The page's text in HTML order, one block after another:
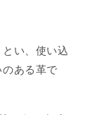
い、使い込
ある革で